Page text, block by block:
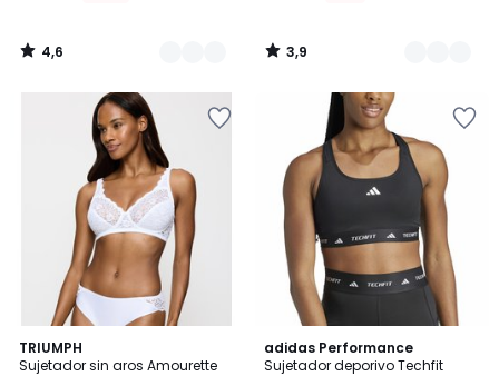
4,6
/
3,9
/
TRIUMPH
Sujetador sin aros Amourette
4
/
5
Colores
adidas Performance
Sujetador deporivo Techfit
4,8
/ 5